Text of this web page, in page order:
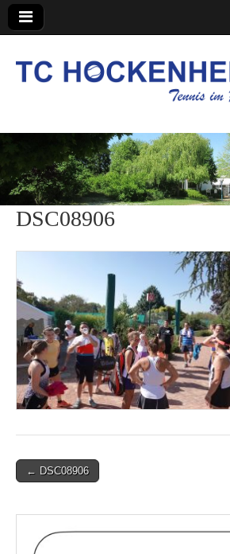
TC
DSC08906
Post← DSC08906